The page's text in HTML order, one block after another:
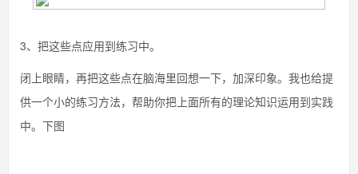
3、把这些点应用到练习中。
闭上眼睛，再把这些点在脑海里回想一下，加深印象。我也给提
供一个小的练习方法，帮助你把上面所有的理论知识运用到实践
中。下图